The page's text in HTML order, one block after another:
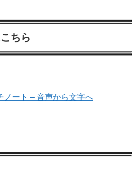
ちら
ノート – 音声から文字へ